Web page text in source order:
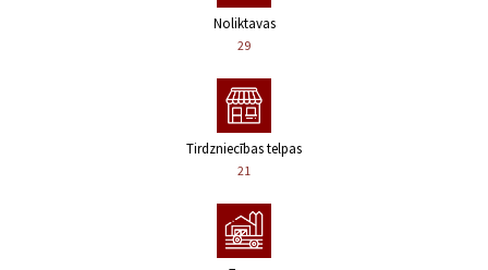
Noliktavas
29
Tirdzniecības telpas
21